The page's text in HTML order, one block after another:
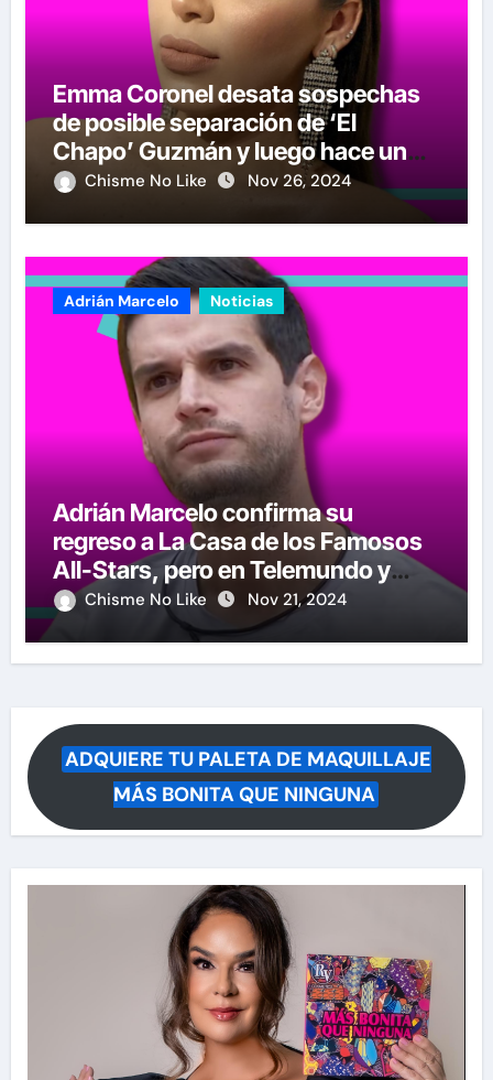
Emma Coronel desata sospechas
de posible separación de ‘El
Chapo’ Guzmán y luego hace un
crucial anuncio
Chisme No Like Nov 26, 2024
Adrián Marcelo Noticias
Adrián Marcelo confirma su
regreso a La Casa de los Famosos
All-Stars, pero en Telemundo y
causa polémica su anuncio
Chisme No Like Nov 21, 2024
ADQUIERE TU PALETA DE MAQUILLAJE
MÁS BONITA QUE NINGUNA